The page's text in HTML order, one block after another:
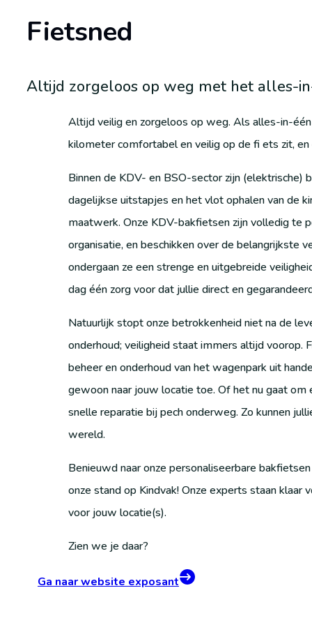
Fietsned
Altijd zorgeloos op weg met het alles-
Altijd veilig en zorgeloos op weg. Als alles-in-
kilometer comfortabel en veilig op de fi ets zit,
Binnen de KDV- en BSO-sector zijn
dagelijkse uitstapjes en het vlot ophalen van de
maatwerk. Onze KDV-bakfietsen zijn volledig te
organisatie, en beschikken over de belangrijkste
ondergaan ze een strenge en uitgebreide
dag één zorg voor dat jullie direct en
Natuurlijk stopt onze betrokkenheid niet na de
onderhoud; veiligheid staat immers altijd
beheer en onderhoud van het wagenpark uit
gewoon naar jouw locatie toe. Of het nu gaat
snelle reparatie bij pech onderweg. Zo kunnen
wereld.
Benieuwd naar onze personaliseerbare
onze stand op Kindvak! Onze experts staan
voor jouw locatie(s).
Zien we je daar?
Ga naar website exposant